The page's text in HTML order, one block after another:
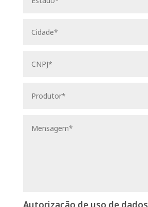
Autorização de uso de dados